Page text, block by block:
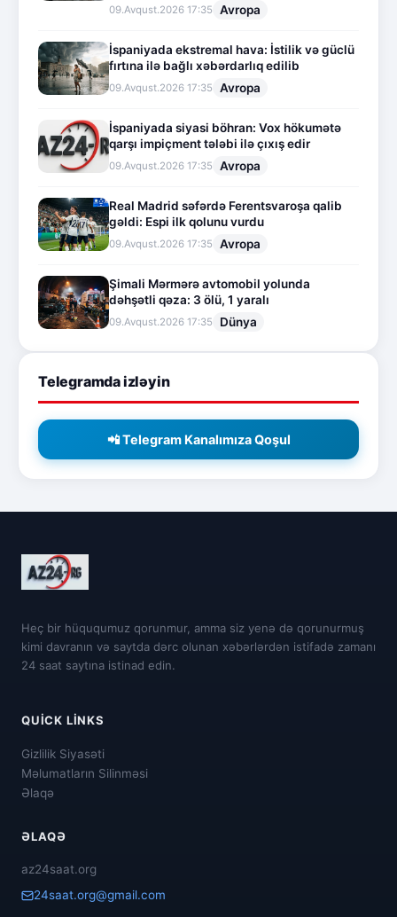
09.Avqust.2026 17:35 Avropa
İspaniyada ekstremal hava: İstilik və güclü
fırtına ilə bağlı xəbərdarlıq edilib
09.Avqust.2026 17:35 Avropa
İspaniyada siyasi böhran: Vox hökumətə
qarşı impiçment tələbi ilə çıxış edir
09.Avqust.2026 17:35 Avropa
Real Madrid səfərdə Ferentsvaroşa qalib
gəldi: Espi ilk qolunu vurdu
09.Avqust.2026 17:35 Avropa
Şimali Mərmərə avtomobil yolunda
dəhşətli qəza: 3 ölü, 1 yaralı
09.Avqust.2026 17:35 Dünya
Telegramda izləyin
📲 Telegram Kanalımıza Qoşul
Heç bir hüququmuz qorunmur, amma siz yenə də qorunurmuş
kimi davranın və saytda dərc olunan xəbərlərdən istifadə zamanı
24 saat saytına istinad edin.
QUICK LINKS
Gizlilik Siyasəti
Məlumatların Silinməsi
Əlaqə
ƏLAQƏ
az24saat.org
24saat.org@gmail.com